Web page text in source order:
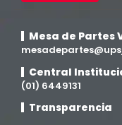
Mesa de Partes
Central
(01) 6449131
Transparencia